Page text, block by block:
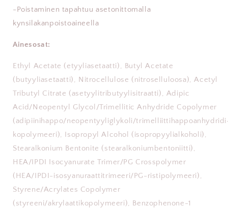
-Poistaminen tapahtuu asetonittomalla
kynsilakanpoistoaineella
Ainesosat:
Ethyl Acetate (etyyliasetaatti), Butyl Acetate
(butyyliasetaatti), Nitrocellulose (nitroselluloosa), Acetyl
Tributyl Citrate (asetyylitributyylisitraatti), Adipic
Acid/Neopentyl Glycol/Trimellitic Anhydride Copolymer
(adipiinihappo/neopentyyliglykoli/
kopolymeeri), Isopropyl Alcohol (isopropyylialkoholi),
Stearalkonium Bentonite (stearalkoniumbentoniitti),
HEA/IPDI Isocyanurate Trimer/PG Crosspolymer
(HEA/IPDI-isosyanuraattitrimeeri/PG-ristipolymeeri),
Styrene/Acrylates Copolymer
(styreeni/akrylaattikopolymeeri), Benzophenone-1